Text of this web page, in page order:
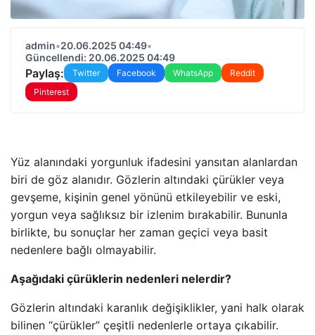
admin•20.06.2025 04:49•
Güncellendi: 20.06.2025 04:49
Paylaş: Twitter Facebook WhatsApp
Reddit
Pinterest
Yüz alanındaki yorgunluk ifadesini yansıtan alanlardan
biri de göz alanıdır. Gözlerin altındaki çürükler veya
gevşeme, kişinin genel yönünü etkileyebilir ve eski,
yorgun veya sağlıksız bir izlenim bırakabilir. Bununla
birlikte, bu sonuçlar her zaman geçici veya basit
nedenlere bağlı olmayabilir.
Aşağıdaki çürüklerin nedenleri nelerdir?
Gözlerin altındaki karanlık değişiklikler, yani halk olarak
bilinen “çürükler” çeşitli nedenlerle ortaya çıkabilir.